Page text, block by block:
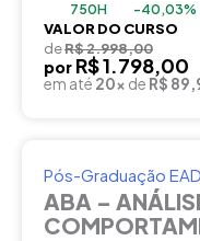
750H -40,03%
VALOR DO CURSO
deR$ 2.998,00
por R$ 1.798,00
em até 20x de R$
Pós-Graduação EAD
ABA –